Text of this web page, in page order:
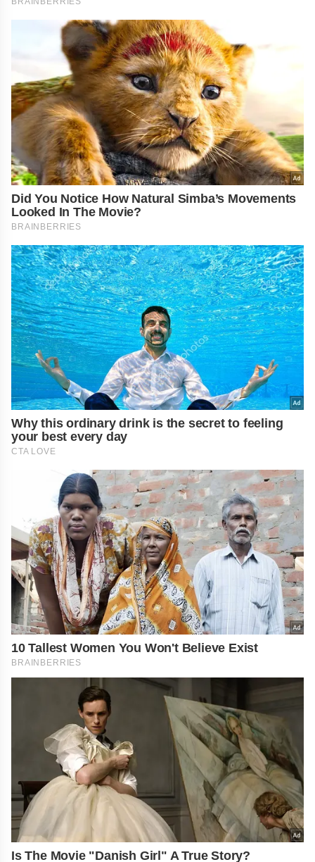
Did You Notice How Natural Simba’s Movements
Looked In The Movie?
BRAINBERRIES
Why this ordinary drink is the secret to feeling
your best every day
CTA LOVE
10 Tallest Women You Won't Believe Exist
BRAINBERRIES
Is The Movie "Danish Girl" A True Story?